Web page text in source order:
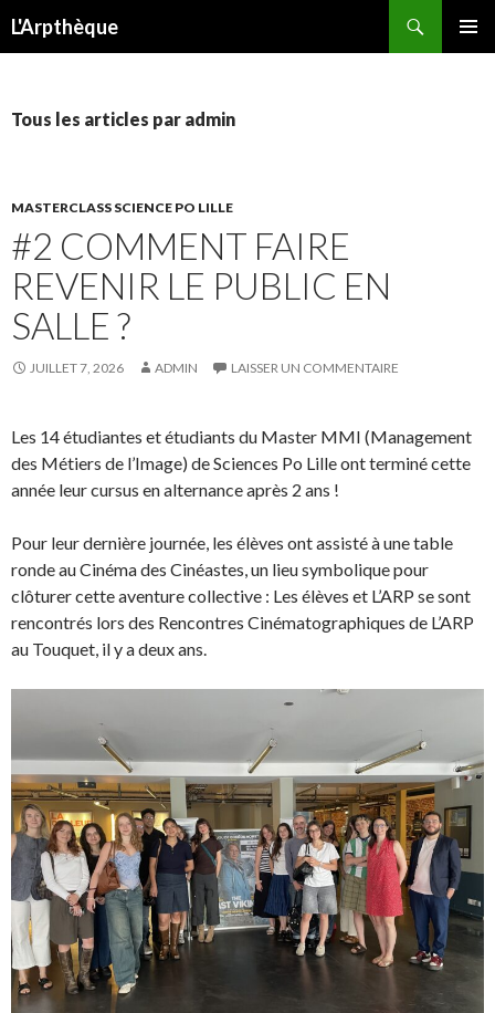
L'Arpthèque
Tous les articles par admin
MASTERCLASS SCIENCE PO LILLE
#2 COMMENT FAIRE
REVENIR LE PUBLIC EN
SALLE ?
JUILLET 7, 2026 ADMIN LAISSER UN COMMENTAIRE
Les 14 étudiantes et étudiants du Master MMI (Management
des Métiers de l’Image) de Sciences Po Lille ont terminé cette
année leur cursus en alternance après 2 ans !
Pour leur dernière journée, les élèves ont assisté à une table
ronde au Cinéma des Cinéastes, un lieu symbolique pour
clôturer cette aventure collective : Les élèves et L’ARP se sont
rencontrés lors des Rencontres Cinématographiques de L’ARP
au Touquet, il y a deux ans.